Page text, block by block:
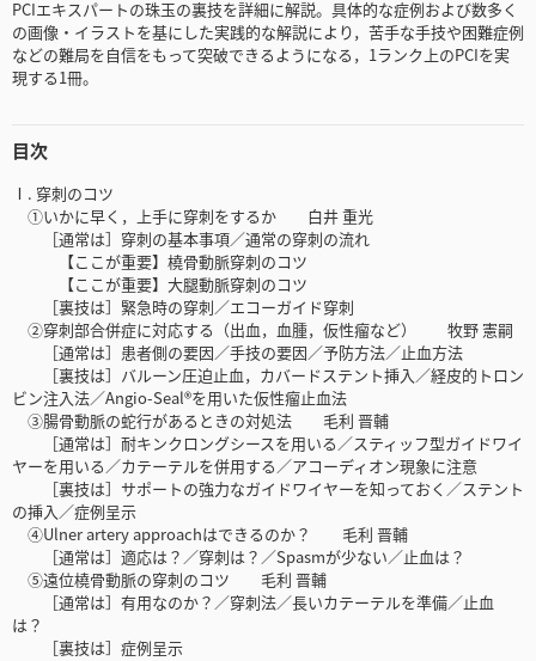
PCIエキスパートの珠玉の裏技を詳細に解説。具体的な症例および数多く
の画像・イラストを基にした実践的な解説により，苦手な手技や困難症例
などの難局を自信をもって突破できるようになる，1ランク上のPCIを実
現する1冊。
目次
Ⅰ. 穿刺のコツ
①いかに早く，上手に穿刺をするか 白井 重光
［通常は］穿刺の基本事項／通常の穿刺の流れ
【ここが重要】橈骨動脈穿刺のコツ
【ここが重要】大腿動脈穿刺のコツ
［裏技は］緊急時の穿刺／エコーガイド穿刺
②穿刺部合併症に対応する（出血，血腫，仮性瘤など） 牧野 憲嗣
［通常は］患者側の要因／手技の要因／予防方法／止血方法
［裏技は］バルーン圧迫止血，カバードステント挿入／経皮的トロン
ビン注入法／Angio-Seal®を用いた仮性瘤止血法
③腸骨動脈の蛇行があるときの対処法 毛利 晋輔
［通常は］耐キンクロングシースを用いる／スティッフ型ガイドワイ
ヤーを用いる／カテーテルを併用する／アコーディオン現象に注意
［裏技は］サポートの強力なガイドワイヤーを知っておく／ステント
の挿入／症例呈示
④Ulner artery approachはできるのか？ 毛利 晋輔
［通常は］適応は？／穿刺は？／Spasmが少ない／止血は？
⑤遠位橈骨動脈の穿刺のコツ 毛利 晋輔
［通常は］有用なのか？／穿刺法／長いカテーテルを準備／止血
は？
［裏技は］症例呈示